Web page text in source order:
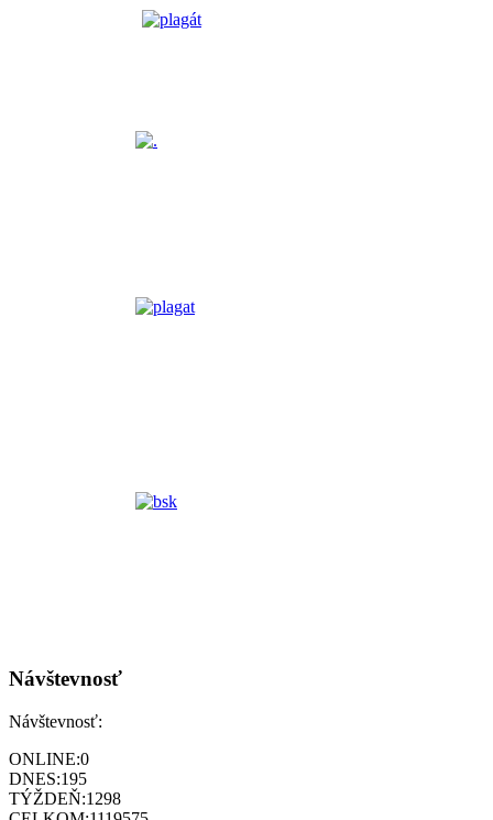
Návštevnosť
Návštevnosť:
ONLINE:0
DNES:195
TÝŽDEŇ:1298